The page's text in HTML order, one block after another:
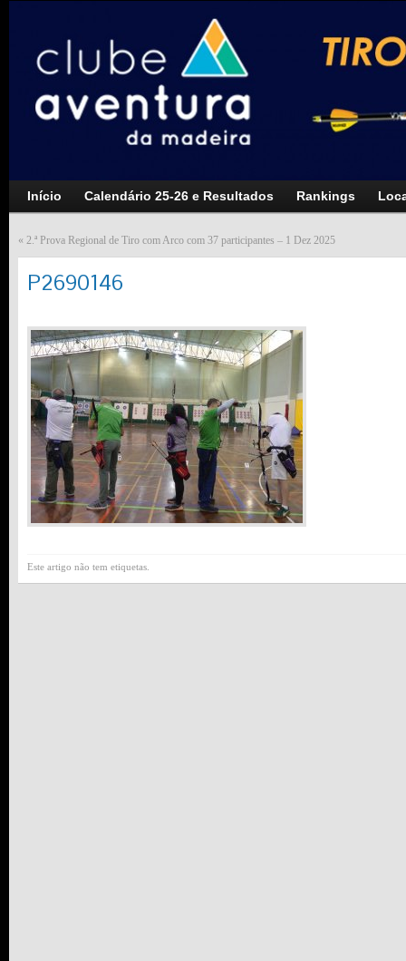
Início Calendário 25-26 e Resultados Rankings
« 2.ª Prova Regional de Tiro com Arco com 37 participantes – 1 Dez 2025
P2690146
Este artigo não tem etiquetas.